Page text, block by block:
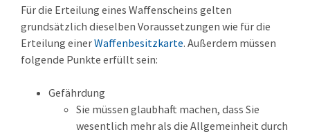
Für die Erteilung eines Waffenscheins gelten
grundsätzlich dieselben Voraussetzungen wie für die
Erteilung einerWaffenbesitzkarte. Außerdem müssen
folgende Punkte erfüllt sein:
Gefährdung
Sie müssen glaubhaft machen, dass Sie
wesentlich mehr als die Allgemeinheit durch